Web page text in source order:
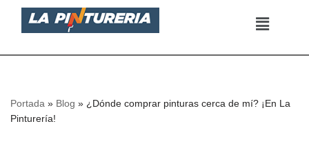
Saltar
al
Portada » Blog » ¿Dónde comprar pinturas cerca de mí? ¡En La
Pinturería!